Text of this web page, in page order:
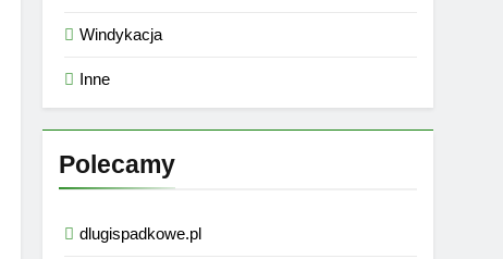
Windykacja
Inne
Polecamy
dlugispadkowe.pl